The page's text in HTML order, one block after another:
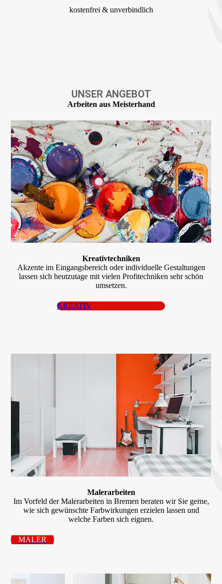
kostenfrei & unverbindlich
UNSER ANGEBOT
Arbeiten aus Meisterhand
Kreativ­techniken
Akzente im Eingangsbereich oder indivi­duelle Gestaltungen
lassen sich heutzutage mit vielen Profitechniken sehr schön
umsetzen.
KREATIV
Maler­arbeiten
Im Vorfeld der Malerarbeiten in Bremen beraten wir Sie gerne,
wie sich gewünschte Farbwirkungen erzie­len lassen und
welche Farben sich eignen.
MALER